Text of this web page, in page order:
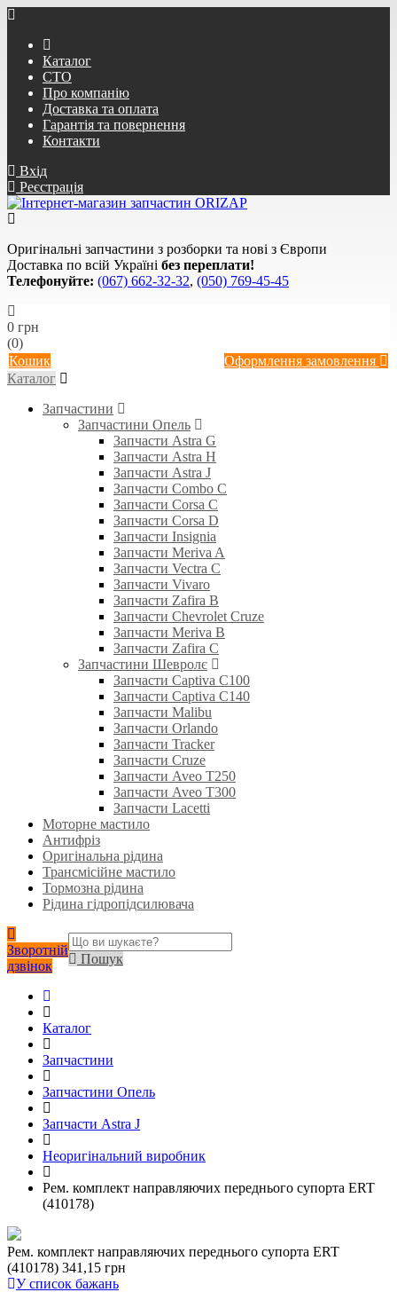
Каталог
СТО
Про компанію
Доставка та оплата
Гарантія та повернення
Контакти
Вхід
Реєстрація
Оригінальні запчастини з розборки та нові з Європи
Доставка по всій Україні без переплати!
Телефонуйте: (067) 662-32-32, (050) 769-45-45
0 грн
(0)
Кошик
Оформлення замовлення
Каталог
Запчастини
Запчастини Опель
Запчасти Astra G
Запчасти Astra H
Запчасти Astra J
Запчасти Combo C
Запчасти Corsa C
Запчасти Corsa D
Запчасти Insignia
Запчасти Meriva A
Запчасти Vectra C
Запчасти Vivaro
Запчасти Zafira B
Запчасти Chevrolet Cruze
Запчасти Meriva B
Запчасти Zafira C
Запчастини Шевролє
Запчасти Captiva C100
Запчасти Captiva C140
Запчасти Malibu
Запчасти Orlando
Запчасти Tracker
Запчасти Cruze
Запчасти Aveo T250
Запчасти Aveo T300
Запчасти Lacetti
Моторне мастило
Антифріз
Оригінальна рідина
Трансмісійне мастило
Тормозна рідина
Рідина гідропідсилювача
Зворотній
дзвінок
Пошук
Каталог
Запчастини
Запчастини Опель
Запчасти Astra J
Неоригінальний виробник
Рем. комплект направляючих переднього супорта ERT
(410178)
Рем. комплект направляючих переднього супорта ERT
(410178) 341,15 грн
У список бажань